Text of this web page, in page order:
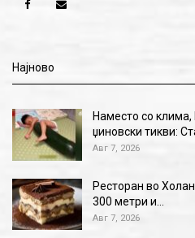
Најново
Наместо со клима,
џиновски тикви:
Авг 7, 2026
Ресторан во
300 метри и…
Авг 7, 2026